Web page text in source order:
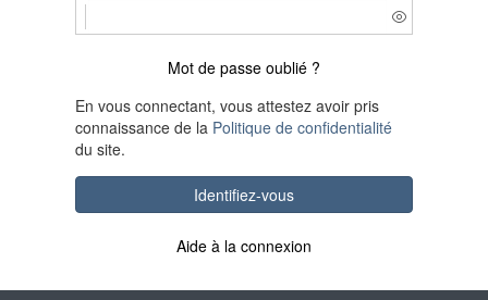
Mot de passe oublié ?
En vous connectant, vous attestez avoir pris
connaissance de la Politique de confidentialité
du site.
Identifiez-vous
Aide à la connexion